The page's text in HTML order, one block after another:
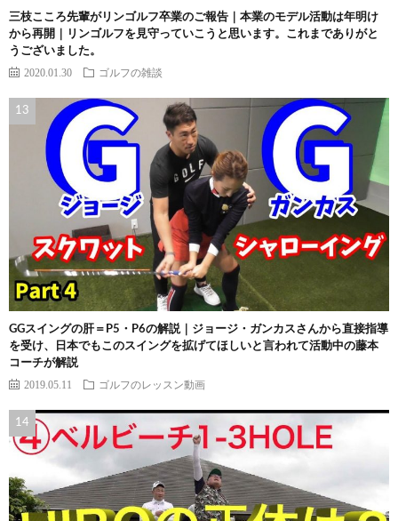
三枝こころ先輩がリンゴルフ卒業のご報告｜本業のモデル活動は年明け
から再開｜リンゴルフを見守っていこうと思います。これまでありがと
うございました。
2020.01.30 ゴルフの雑談
GGスイングの肝＝P5・P6の解説｜ジョージ・ガンカスさんから直接指導
を受け、日本でもこのスイングを拡げてほしいと言われて活動中の藤本
コーチが解説
2019.05.11 ゴルフのレッスン動画